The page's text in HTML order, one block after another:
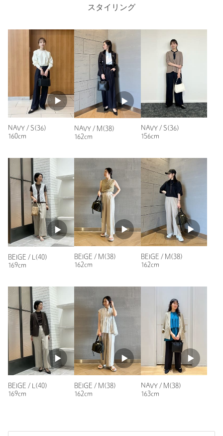
【アウトレット商品のご説明】
・アウトレット商品につきましては包装やパッケージに破損・汚
れが見られる場合にも、商品に欠陥が認められない際にはそのま
まの状態でお送りいたします。
・返品、ご注文確定後の内容変更・追加注文はお受けできませ
・セールアイテムは予告なく価格の変更を行う場合がございます
が、ご購入後のアイテムについての価格変更はお受けいたしかね
ます。また、タグの表記と購入価格が異なる場合がございます。
よりご連絡をいただいた時点で弊社に在庫がある場合に限り、交
換対応いたします。なお、セールアイテムのため、お品切れの場
合は返金でのご対応といたします。
商品詳細
注文キャンセル 対象商品
裾上げ
対象商品
タイプ WOMEN
カテゴリー | スラックス
XS-S(SHORT-36) S(36) M(38) L(40)
トリアセテート51％ ポリエステル49％
洗濯表示 洗濯機洗い可 洗濯表示について
商品番号 3514-1-991972
ジレのセットアップで購入。サイズが選べてありがたいです。
く、色違いの、ベージュ検討中です。
性別：女性
50代後半
164cm
普段の着用サイズ：L
43人が参考になったと回答
参考になった
ニックネーム： mayu
投稿日： 2025年3月24日
購入サイズ：XS-S(SHORT-36)
購入カラー：BEIGE
購入商品のサイズ感：ちょうどよい
1着です。XS丈短めで低身長の私でもバランスよく着用できま
す。
性別：
女性
年代：40代後半
身長： 153cm
普段の着用サイズ：
42人が参考になったと回答
参考になった
スタイリング
NAVY / S(36)
160cm
NAVY / M(38)
162cm
NAVY / S(36)
156cm
BEIGE / L(40)
169cm
BEIGE / M(38)
162cm
BEIGE / M(38)
162cm
BEIGE / L(40)
169cm
BEIGE / M(38)
162cm
NAVY / M(38)
163cm